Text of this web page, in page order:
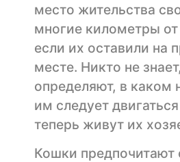
место жительства
многие километры от
если их оставили на
месте. Никто не
определяют, в каком
им следует
теперь живут их
Кошки предпочитают